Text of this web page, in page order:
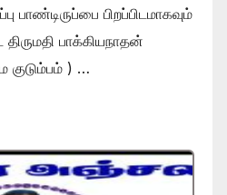
பாண்டிருப்பை பிறப்பிடமாகவும்
பாக்கியநாதன்
) …